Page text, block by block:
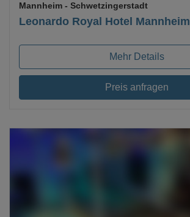
Leonardo Royal Hotel Mannheim
Mannheim - Schwetzingerstadt
Mehr Details
Preis anfragen